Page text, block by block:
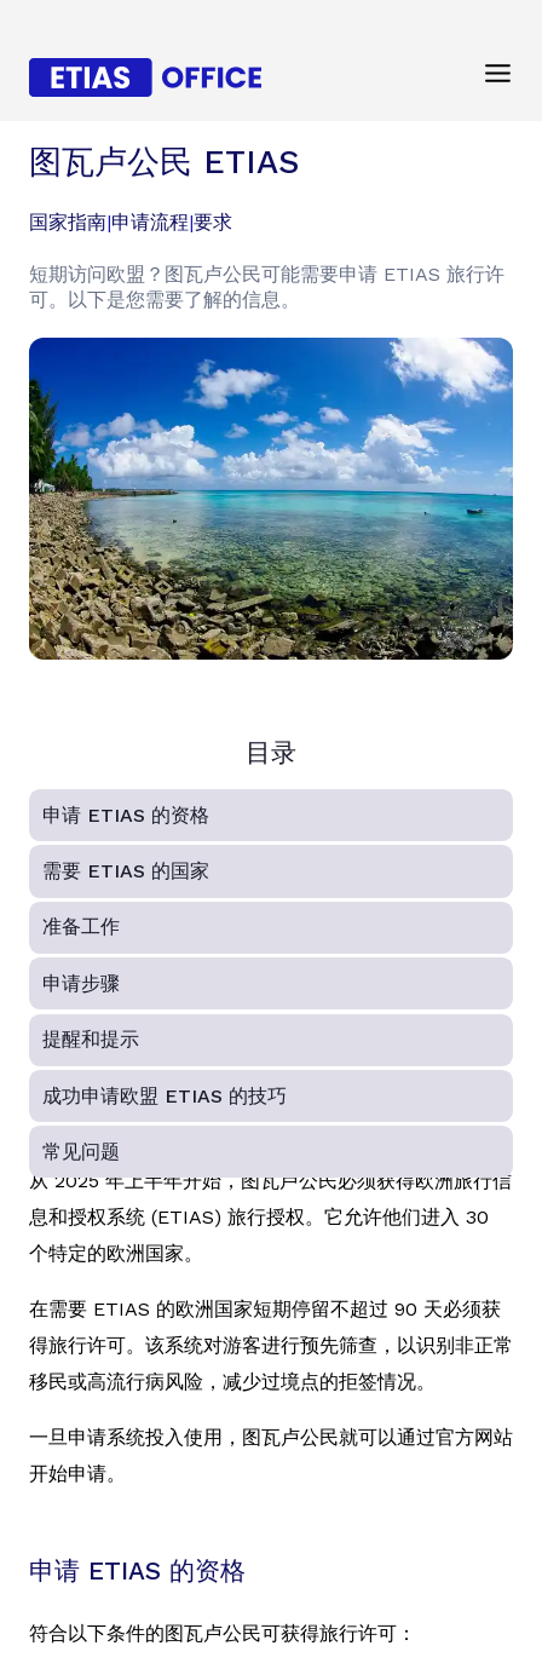
图瓦卢公民 ETIAS
国家指南|申请流程|要求
短期访问欧盟？图瓦卢公民可能需要申请 ETIAS 旅行许
可。以下是您需要了解的信息。
目录
申请 ETIAS 的资格
需要 ETIAS 的国家
准备工作
申请步骤
提醒和提示
成功申请欧盟 ETIAS 的技巧
常见问题
从 2025 年上半年开始，图瓦卢公民必须获得欧洲旅行信
息和授权系统 (ETIAS) 旅行授权。它允许他们进入 30
个特定的欧洲国家。
在需要 ETIAS 的欧洲国家短期停留不超过 90 天必须获
得旅行许可。该系统对游客进行预先筛查，以识别非正常
移民或高流行病风险，减少过境点的拒签情况。
一旦申请系统投入使用，图瓦卢公民就可以通过官方网站
开始申请。
申请 ETIAS 的资格
符合以下条件的图瓦卢公民可获得旅行许可：